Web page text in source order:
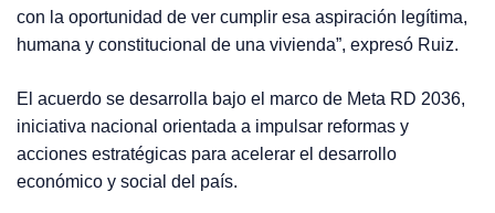
con la oportunidad de ver cumplir esa aspiración legítima,
humana y constitucional de una vivienda”, expresó Ruiz.
El acuerdo se desarrolla bajo el marco de Meta RD 2036,
iniciativa nacional orientada a impulsar reformas y
acciones estratégicas para acelerar el desarrollo
económico y social del país.